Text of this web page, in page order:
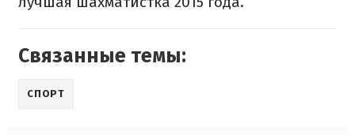
Связанные темы:
СПОРТ